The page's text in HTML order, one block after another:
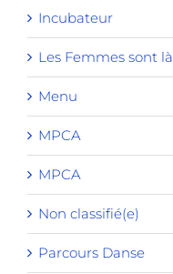
Incubateur
Les Femmes sont là
Menu
MPCA
MPCA
Non classifié(e)
Parcours Danse